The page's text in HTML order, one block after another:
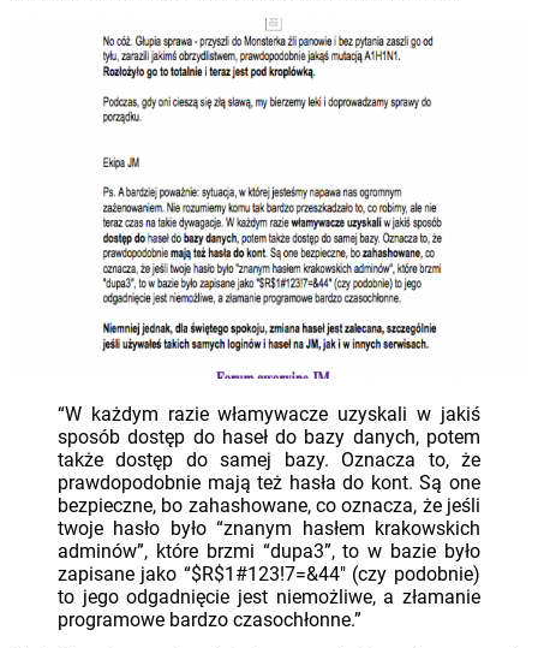
“W każdym razie włamywacze uzyskali w jakiś
sposób dostęp do haseł do bazy danych, potem
także dostęp do samej bazy. Oznacza to, że
prawdopodobnie mają też hasła do kont. Są one
bezpieczne, bo zahashowane, co oznacza, że jeśli
twoje hasło było “znanym hasłem krakowskich
adminów”, które brzmi “dupa3”, to w bazie było
zapisane jako “$R$1#123!7=&44″ (czy podobnie)
to jego odgadnięcie jest niemożliwe, a złamanie
programowe bardzo czasochłonne.”